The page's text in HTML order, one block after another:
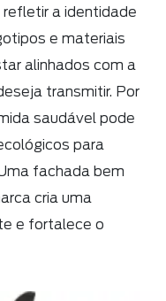
a identidade
e materiais
alinhados com a
transmitir. Por
saudável pode
para
fachada bem
cria uma
e fortalece o